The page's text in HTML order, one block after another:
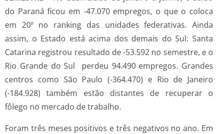
do Paraná ficou em -47.070 empregos, o que o coloca
em 20º no ranking das unidades federativas. Ainda
assim, o Estado está acima dos demais do Sul: Santa
Catarina registrou resultado de -53.592 no semestre, e o
Rio Grande do Sul perdeu 94.490 empregos. Grandes
centros como São Paulo (-364.470) e Rio de Janeiro
(-184.928) também estão distantes de recuperar o
fôlego no mercado de trabalho.
Foram três meses positivos e três negativos no ano. Em